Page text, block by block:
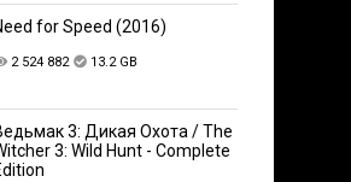
for Speed (2016)
2 524 882 13.2 GB
3: Дикая Охота / The
3: Wild Hunt - Complete